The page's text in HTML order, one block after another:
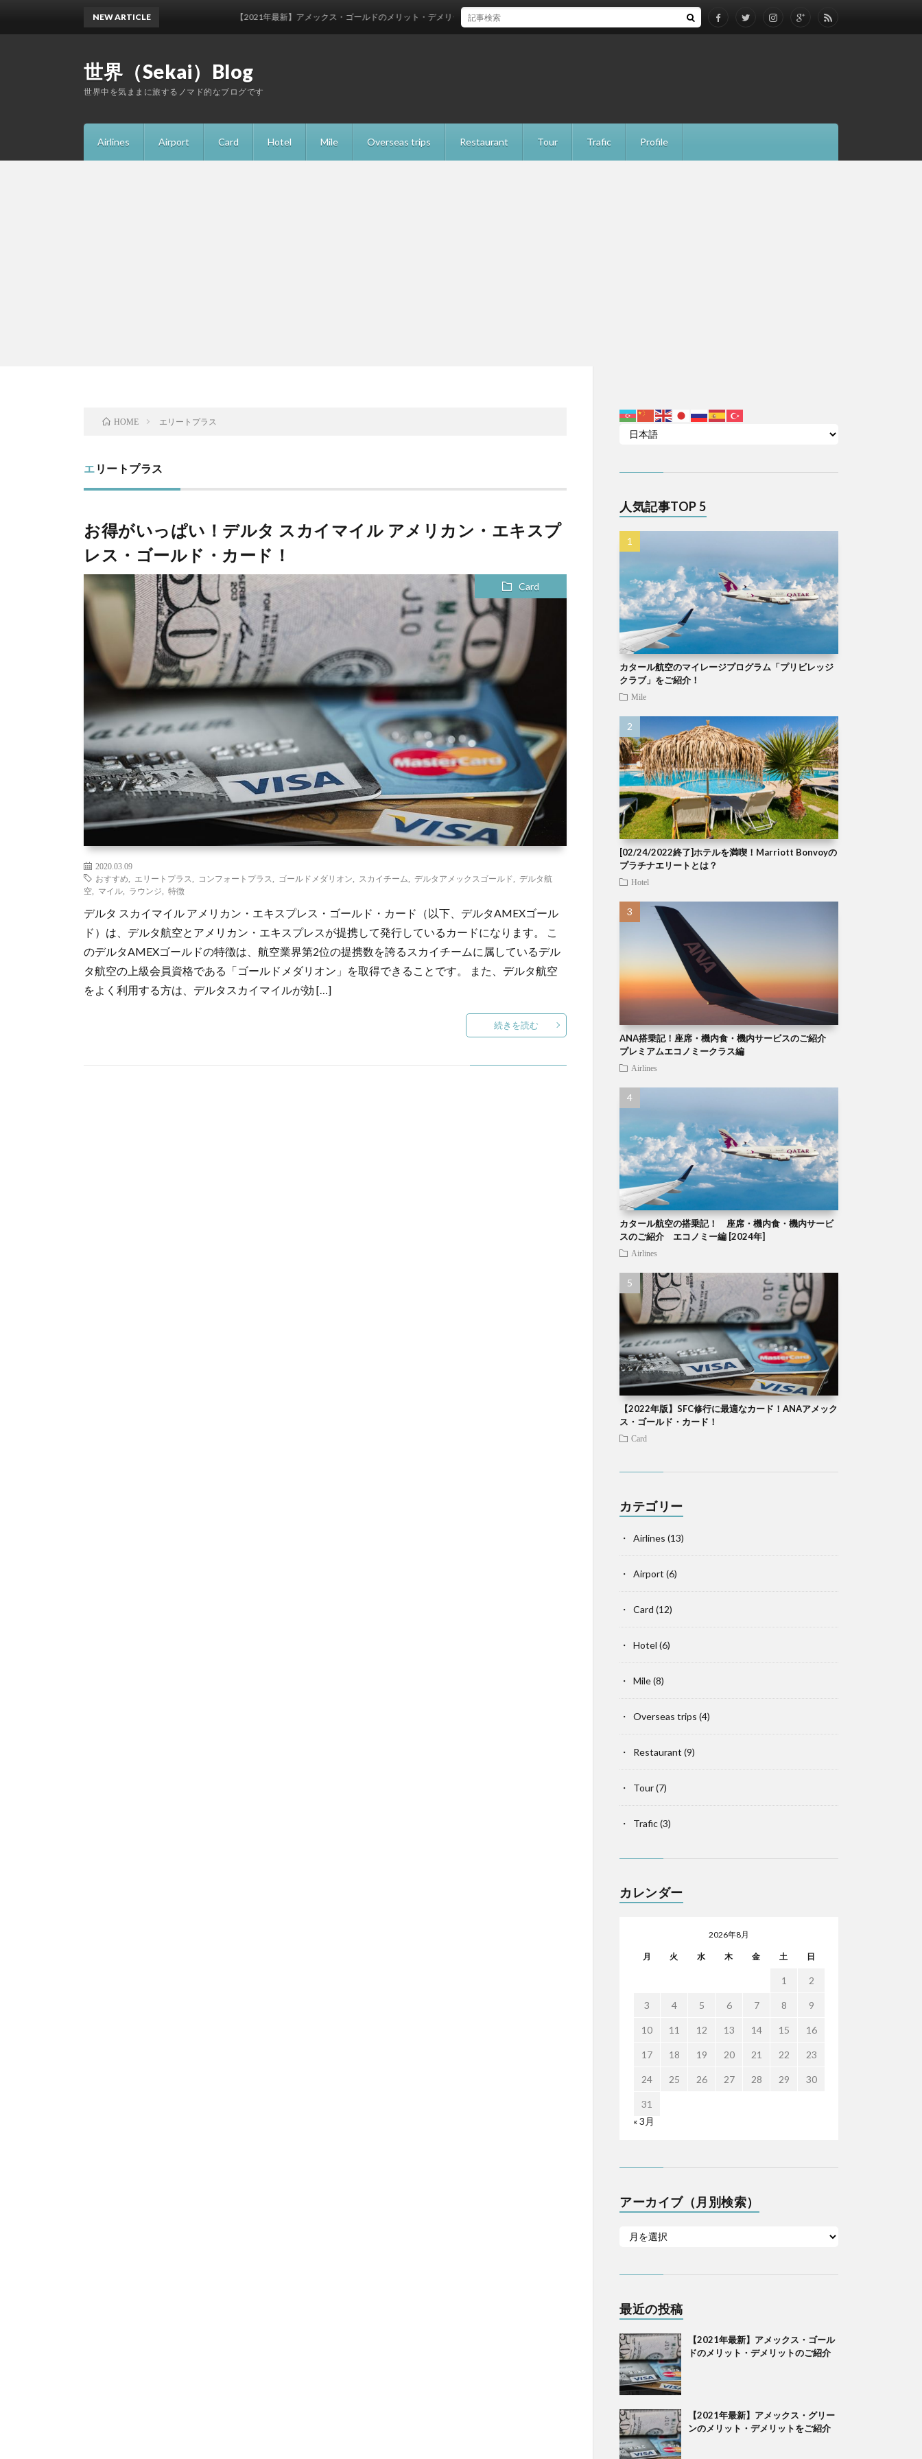
世界（Sekai）Blog
世界中を気ままに旅するノマド的なブログです
Airlines Airport Card Hotel Mile Overseas trips Restaurant Tour Trafic Profile
NEW ARTICLE 【2021年最新】アメックス・ゴールドのメリット・デメリットのご紹介
HOME エリートプラス
エリートプラス
お得がいっぱい！デルタ スカイマイル アメリカン・エキスプ
レス・ゴールド・カード！
Card
2020.03.09
おすすめ
エリートプラス コンフォートプラス ゴールドメダリオン スカイチーム デルタアメックスゴールド
デルタ航
空
マイル ラウンジ 特徴
デルタ スカイマイル アメリカン・エキスプレス・ゴールド・カード（以下、デルタAMEXゴール
ド）は、デルタ航空とアメリカン・エキスプレスが提携して発行しているカードになります。 こ
のデルタAMEXゴールドの特徴は、航空業界第2位の提携数を誇るスカイチームに属しているデル
タ航空の上級会員資格である「ゴールドメダリオン」を取得できることです。 また、デルタ航空
をよく利用する方は、デルタスカイマイルが効 […]
続きを読む
人気記事TOP 5
カタール航空のマイレージプログラム「プリビレッジ
クラブ」をご紹介！
Mile
[02/24/2022終了]ホテルを満喫！Marriott Bonvoyの
プラチナエリートとは？
Hotel
ANA搭乗記！座席・機内食・機内サービスのご紹介
プレミアムエコノミークラス編
Airlines
カタール航空の搭乗記！ 座席・機内食・機内サービ
スのご紹介 エコノミー編 [2024年]
Airlines
【2022年版】SFC修行に最適なカード！ANAアメック
ス・ゴールド・カード！
Card
カテゴリー
Airlines (13)
Airport (6)
Card (12)
Hotel (6)
Mile(8)
Overseas trips (4)
Restaurant (9)
Tour(7)
Trafic(3)
カレンダー
2026年8月
月 火 水 木 金 土 日
1 2
3 4 5 6 7 8 9
10 11 12 13 14 15 16
17 18 19 20 21 22 23
24 25 26 27 28 29 30
31
« 3月
アーカイブ（月別検索）
最近の投稿
【2021年最新】アメックス・ゴール
ドのメリット・デメリットのご紹介
【2021年最新】アメックス・グリー
ンのメリット・デメリットをご紹介